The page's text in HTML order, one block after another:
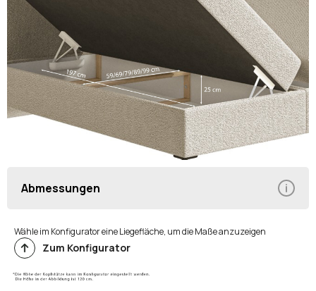
Abmessungen
Wähle im Konfigurator eine Liegefläche, um die Maße anzuzeigen
Zum Konfigurator